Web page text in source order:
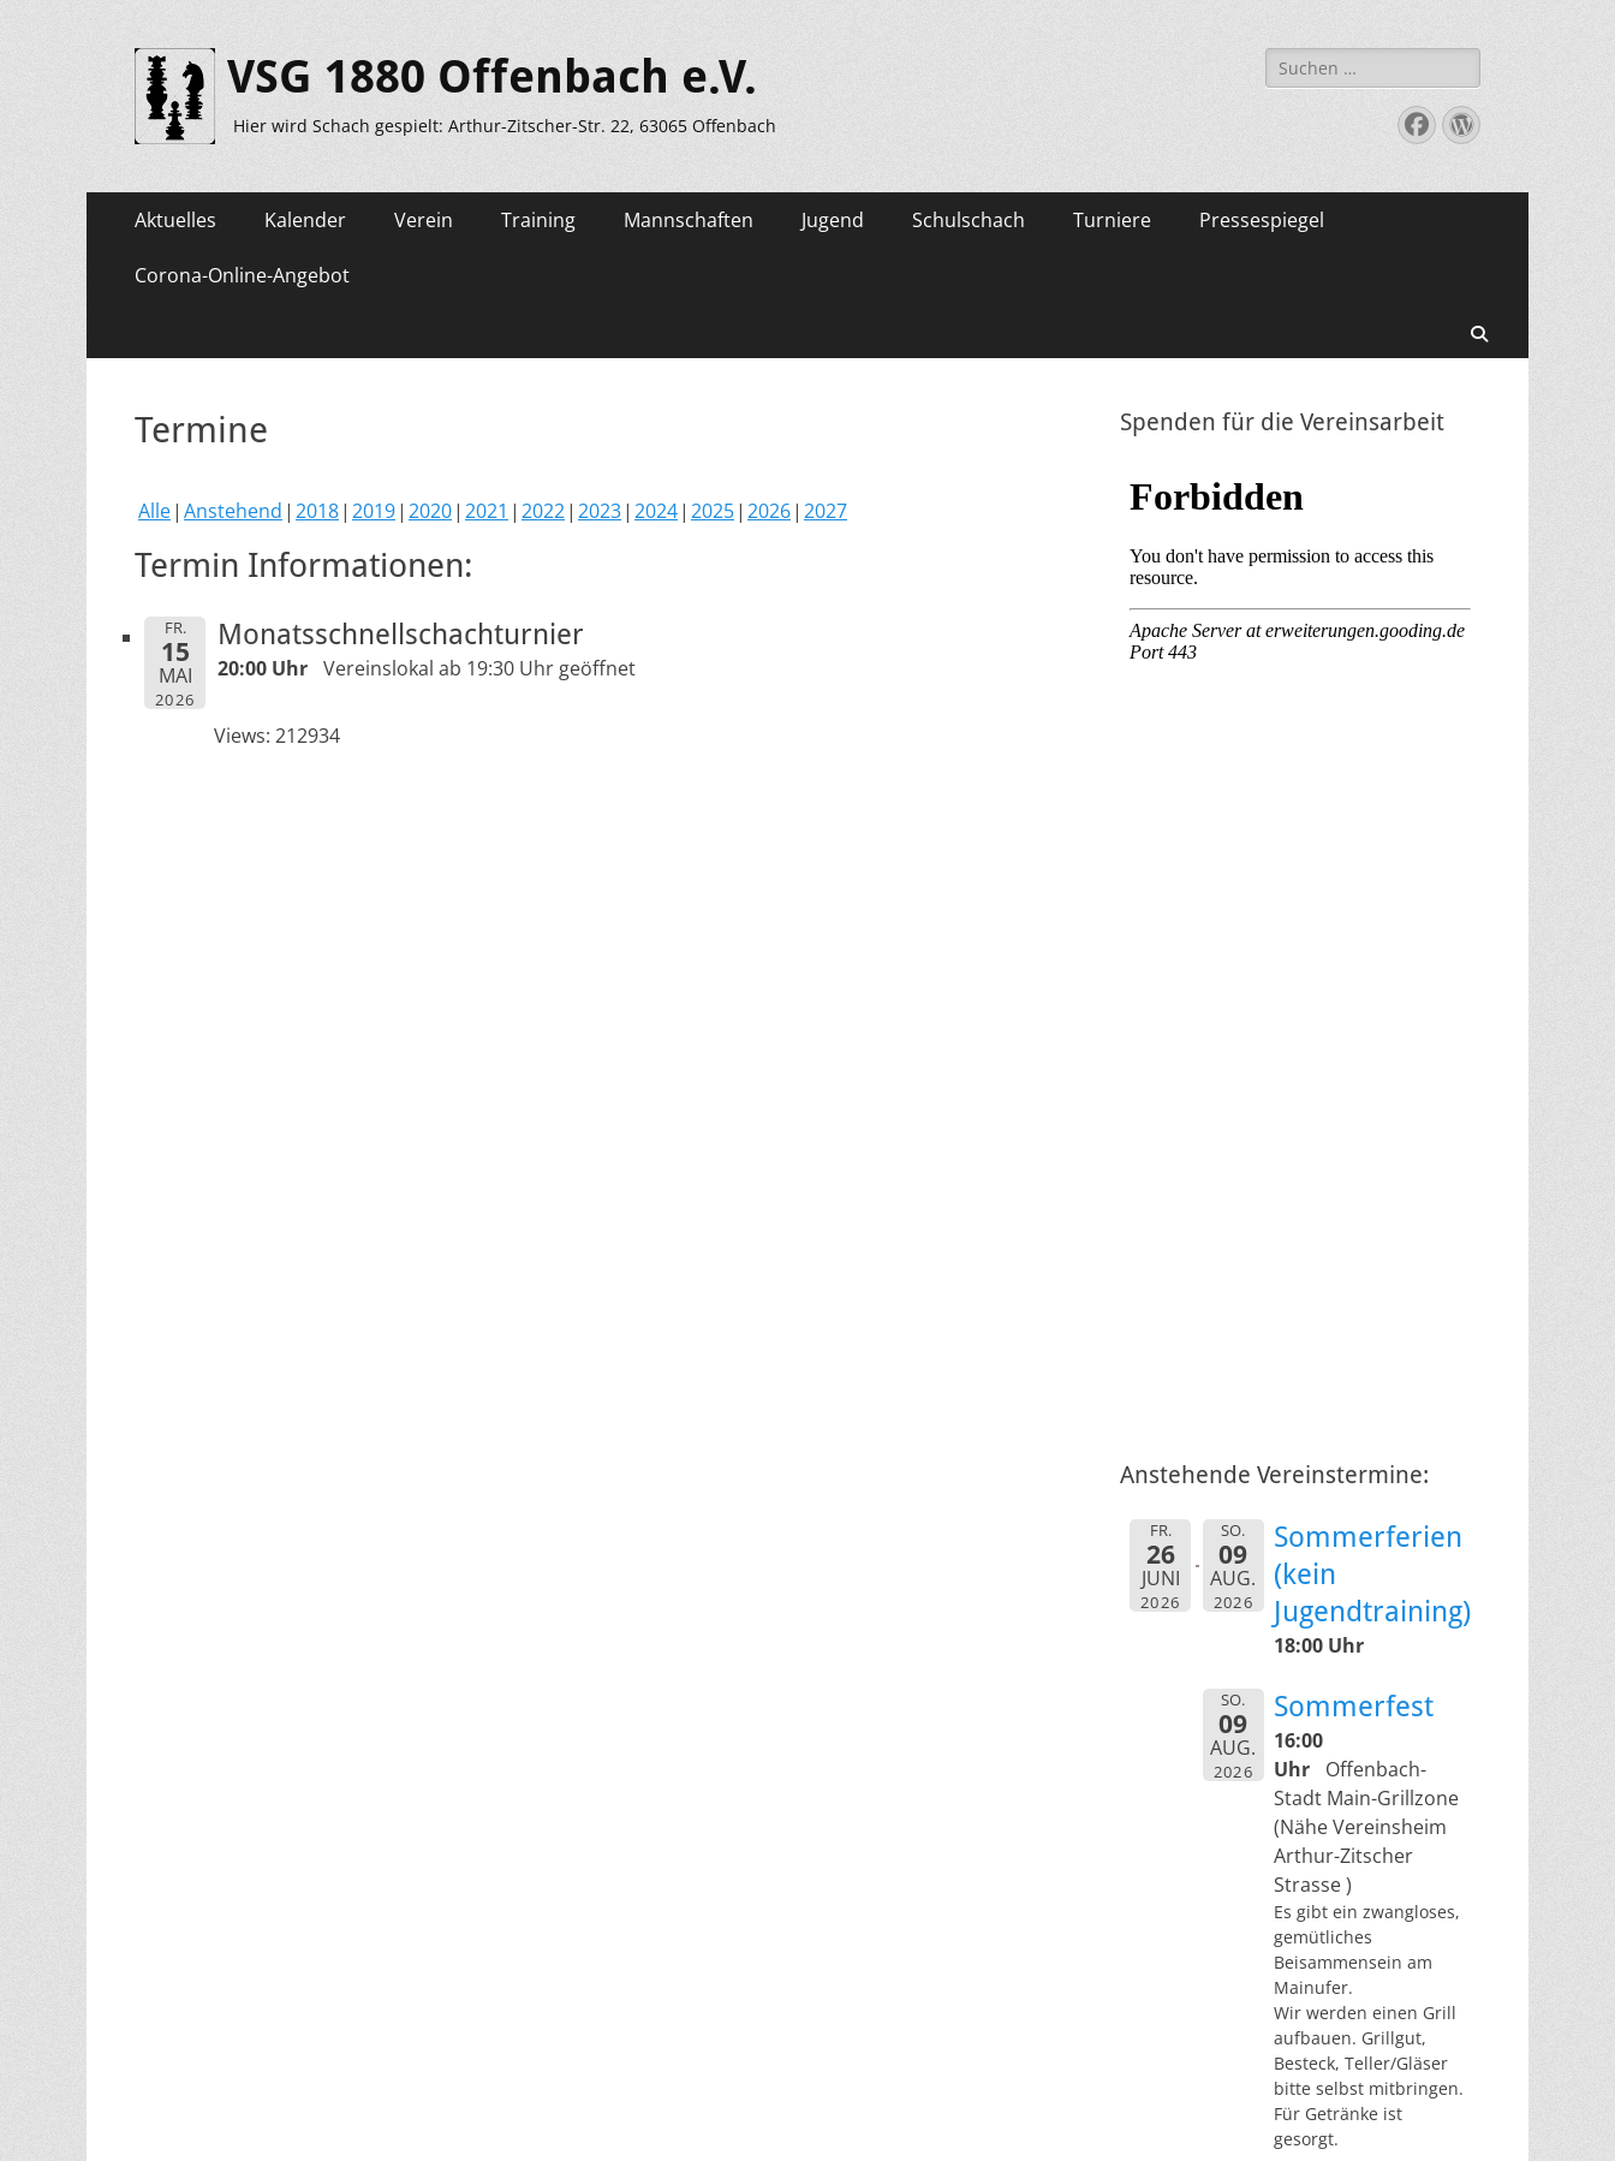
VSG 1880 Offenbach e.V.
Hier wird Schach gespielt: Arthur-Zitscher-Str. 22, 63065 Offenbach
Suche
nach:
Facebook
WordPress
Primäres
Zum
Inhalt
springen
Aktuelles Kalender Verein Training Mannschaften Jugend Schulschach Turniere Pressespiegel
Corona-Online-Angebot
Termine
Alle Anstehend 2018 2019 2020 2021 2022 2023 2024 2025 2026 2027
Termin Informationen:
FR.
15
MAI
2026
Monatsschnellschachturnier
20:00 Uhr Vereinslokal ab 19:30 Uhr geöffnet
Views: 212934
Spenden für die Vereinsarbeit
Anstehende Vereinstermine:
FR.
26
JUNI
2026
SO.
09
AUG.
2026
Sommerferien
(kein
Jugendtraining)
18:00 Uhr
SO.
09
AUG.
2026
Sommerfest
16:00
Uhr
Offenbach-
Stadt Main-Grillzone
(Nähe Vereinsheim
Arthur-Zitscher
Strasse )
Es gibt ein zwangloses,
gemütliches
Beisammensein am
Mainufer.
Wir werden einen Grill
aufbauen. Grillgut,
Besteck, Teller/Gläser
bitte selbst mitbringen.
Für Getränke ist
gesorgt.